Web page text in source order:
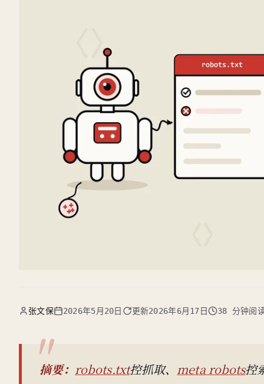
张文保 2026年5月20日 更新2026年6月17日 38 分钟阅
摘要： robots.txt控抓取、 meta robots控